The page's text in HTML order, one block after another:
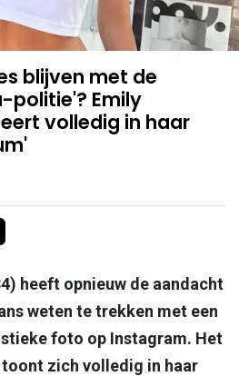
blijven met de
politie'? Emily
volledig in haar
via Mailvia link
heeft opnieuw de aandacht
weten te trekken met een
foto op Instagram. Het
zich volledig in haar